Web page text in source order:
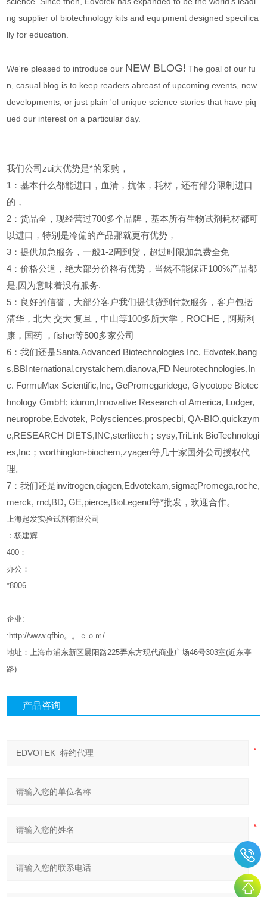
ng supplier of biotechnology kits and equipment designed specifica
lly for education.
We're pleased to introduce our NEW BLOG! The goal of our fu
n, casual blog is to keep readers abreast of upcoming events, new
developments, or just plain 'ol unique science stories that have piq
ued our interest on a particular day.
我们公司zui大优势是*的采购，
1
：基本什么都能进口，血清，抗体，耗材，还有部分限制进口
的，
2 ：货品全，现经营过700多个品牌，基本所有生物试剂耗材都可
以进口，特别是冷偏的产品那就更有优势，
3 ：提供加急服务，一般1-2周到货，超过时限加急费全免
4 ：价格公道，绝大部分价格有优势，当然不能保证100%产品都
是,因为意味着没有服务.
5 ：良好的信誉，大部分客户我们提供货到付款服务，客户包括
清华，北大 交大 复旦，中山等100多所大学，ROCHE，阿斯利
康，国药
，fisher等500多家公司
6 ：我们还是Santa,Advanced Biotechnologies Inc, Edvotek,bang
s,BBInternational,crystalchem,dianova,FD Neurotechnologies,In
c. FormuMax Scientific,Inc, GePromegaridege, Glycotope Biotec
hnology GmbH; iduron,Innovative Research of America, Ludger,
neuroprobe,Edvotek, Polysciences,prospecbi, QA-BIO,quickzym
e,RESEARCH DIETS,INC,sterlitech；sysy,TriLink BioTechnologi
es,Inc；worthington-biochem,zyagen等几十家国外公司授权代
理。
7：我们还是invitrogen,qiagen,Edvotekam,sigma;Promega,roche,
merck, rnd,BD, GE,pierce,BioLegend等*批发，欢迎合作。
上海起发实验试剂有限公司
：杨建辉
400 ：
办公：
*8006
企业:
:http://www.qfbio。。ｃｏｍ/
地址：上海市浦东新区晨阳路225弄东方现代商业广场46号303室(近东亭
路)
产品咨询